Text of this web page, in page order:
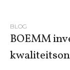
BLOG
BOEMM